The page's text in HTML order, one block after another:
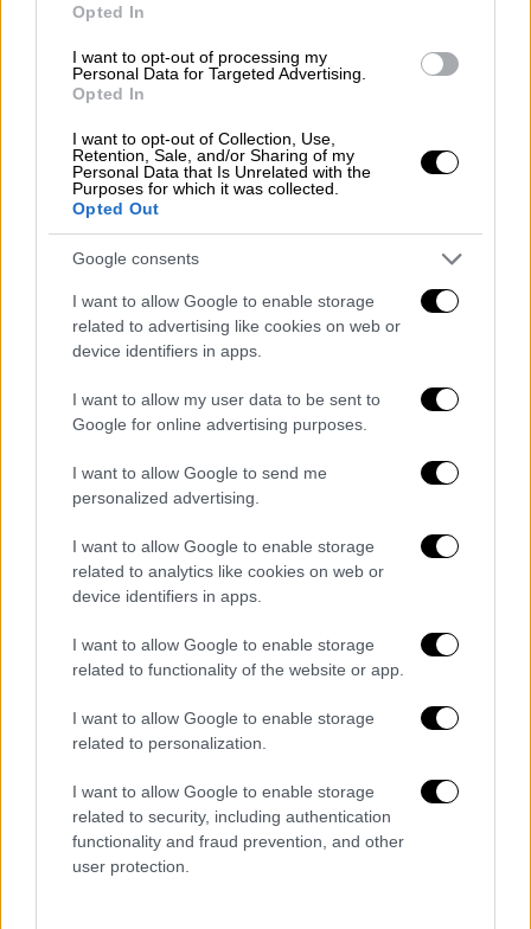
Opted In
I want to opt-out of processing my
Personal Data for Targeted Advertising.
Opted In
I want to opt-out of Collection, Use,
Retention, Sale, and/or Sharing of my
Personal Data that Is Unrelated with the
Purposes for which it was collected.
Opted Out
Google consents
I want to allow Google to enable storage
related to advertising like cookies on web or
device identifiers in apps.
I want to allow my user data to be sent to
Google for online advertising purposes.
I want to allow Google to send me
personalized advertising.
I want to allow Google to enable storage
related to analytics like cookies on web or
device identifiers in apps.
I want to allow Google to enable storage
related to functionality of the website or app.
I want to allow Google to enable storage
related to personalization.
I want to allow Google to enable storage
related to security, including authentication
functionality and fraud prevention, and other
user protection.
Ελλάδα|14.01.2026 07:15
Μπλακ άουτ στα αεροδρόμια:
γενεσιουργού αιτίας - Τι έδειξε το
πόρισμα
Από ώρα σε ώρα αναμένεται να ζητηθεί και
επίσημα η παραίτηση του κ. Σαουνάτσου
εντός της ημέραςκαι τα καθήκοντά του να
τα αναλαμβάνει ένας από τους υποδιοικητές
της ΥΠΑ.
διαγράφονται
καταχώρηση
Διαβάστε ακόμη